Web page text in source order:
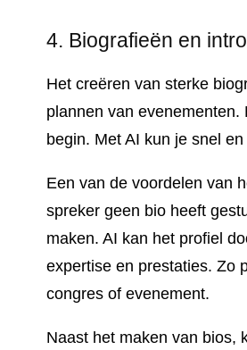
4. Biografieën en
Het creëren van sterke
plannen van
begin. Met AI kun je snel
Een van de voordelen van
spreker geen bio heeft
maken. AI kan het profiel
expertise en prestaties. Zo
congres of evenement.
Naast het maken van bios,